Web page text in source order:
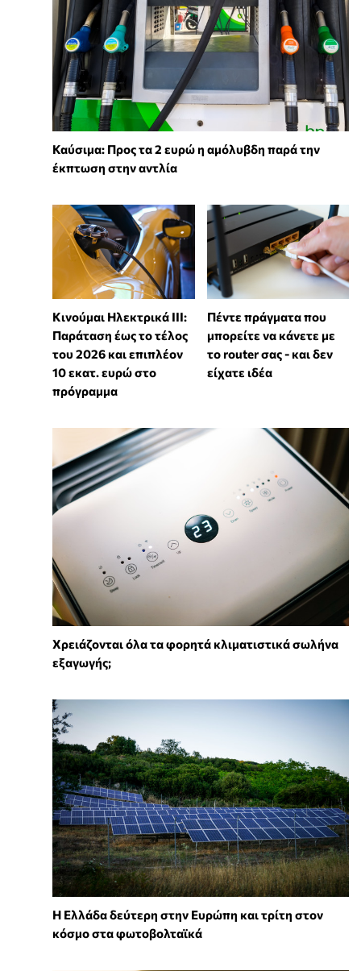
Καύσιμα: Προς τα 2 ευρώ η αμόλυβδη παρά την
έκπτωση στην αντλία
Κινούμαι Ηλεκτρικά ΙΙΙ:
Παράταση έως το τέλος
του 2026 και επιπλέον
10 εκατ. ευρώ στο
πρόγραμμα
Πέντε πράγματα που
μπορείτε να κάνετε με
το router σας - και δεν
είχατε ιδέα
Χρειάζονται όλα τα φορητά κλιματιστικά σωλήνα
εξαγωγής;
Η Ελλάδα δεύτερη στην Ευρώπη και τρίτη στον
κόσμο στα φωτοβολταϊκά